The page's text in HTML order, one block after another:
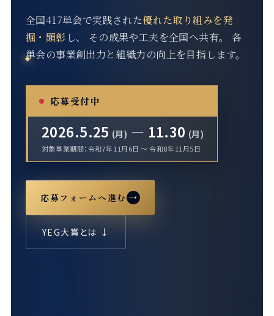
全国417単会で実践された優れた取り組みを発
掘・顕彰 し、 その成果や工夫を全国へ共有。
各
単会の事業創出力と組織力の向上を目指します。
応募受付中
2026.5.25 (月) — 11.30 (月)
対象事業期間：令和7年11月6日 〜 令和8年11月5日
応募フォームへ進む →
YEG大賞とは ↓